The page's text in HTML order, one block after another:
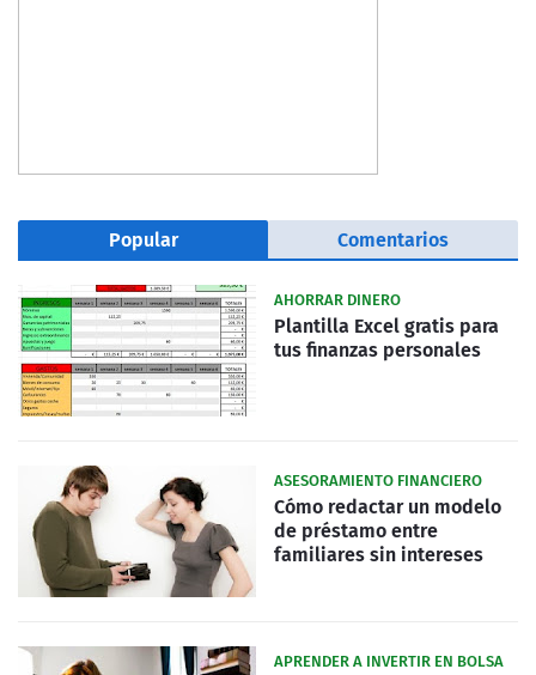
Popular Comentarios
AHORRAR DINERO
Plantilla Excel gratis para
tus finanzas personales
ASESORAMIENTO FINANCIERO
Cómo redactar un modelo
de préstamo entre
familiares sin intereses
APRENDER A INVERTIR EN BOLSA